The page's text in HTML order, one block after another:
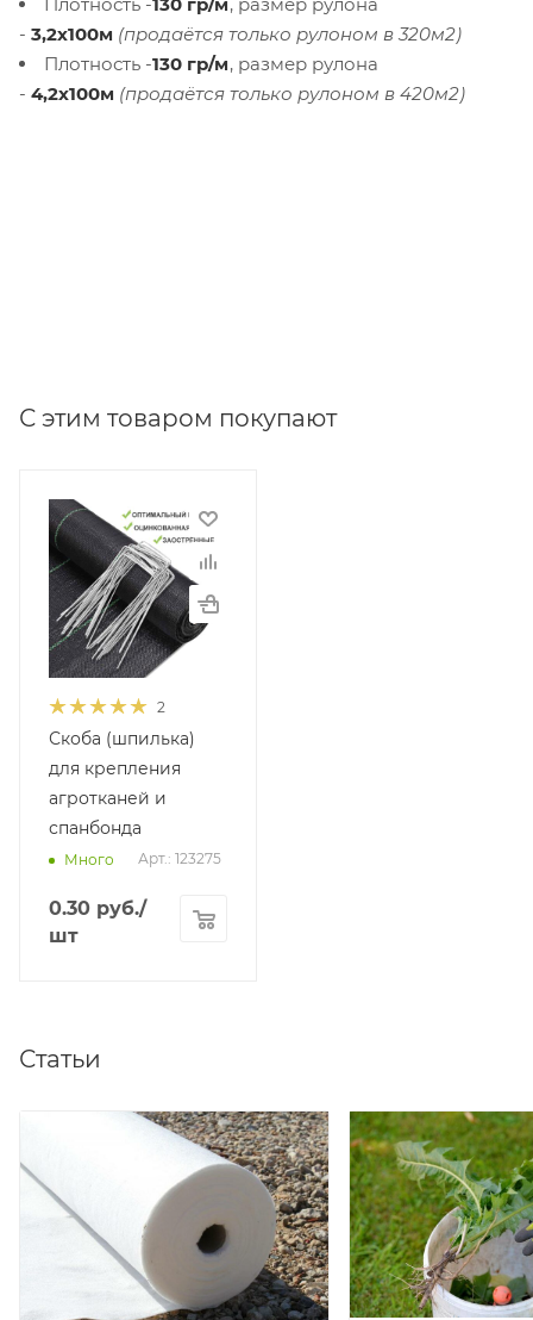
Плотность -130 гр/м, размер рулона
- 3,2х100м (продаётся только рулоном в 320м2)
Плотность -130 гр/м, размер рулона
- 4,2х100м (продаётся только рулоном в 420м2)
С этим товаром покупают
2
Скоба (шпилька)
для крепления
агротканей и
спанбонда
Много Арт.: 123275
0.30 руб./
шт
Статьи